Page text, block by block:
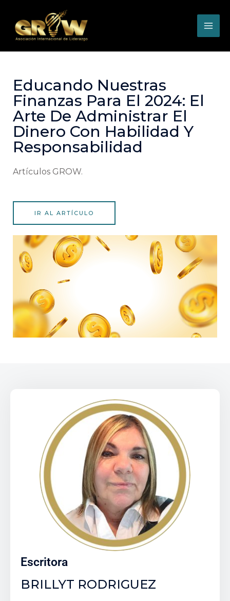
Educando Nuestras
Finanzas Para El 2024: El
Arte De Administrar El
Dinero Con Habilidad Y
Responsabilidad
Artículos GROW.
IR AL ARTÍCULO
Escritora
BRILLYT RODRIGUEZ